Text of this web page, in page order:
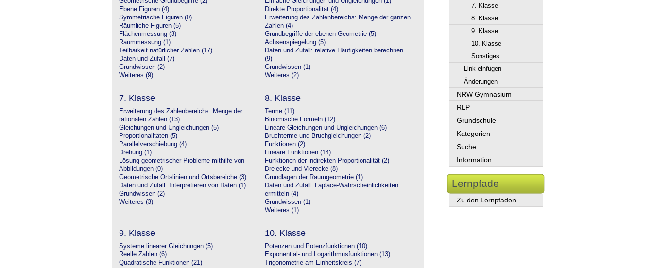
Ebene Figuren (4)
Symmetrische Figuren (0)
Räumliche Figuren (5)
Flächenmessung (3)
Raummessung (1)
Teilbarkeit natürlicher Zahlen (17)
Daten und Zufall (7)
Grundwissen (2)
Weiteres (9)
Direkte Proportionalität (4)
Erweiterung des Zahlenbereichs: Menge der ganzen
Zahlen (4)
Grundbegriffe der ebenen Geometrie (5)
Achsenspiegelung (5)
Daten und Zufall: relative Häufigkeiten berechnen
(9)
Grundwissen (1)
Weiteres (2)
7. Klasse
Erweiterung des Zahlenbereichs: Menge der
rationalen Zahlen (13)
Gleichungen und Ungleichungen (5)
Proportionalitäten (5)
Parallelverschiebung (4)
Drehung (1)
Lösung geometrischer Probleme mithilfe von
Abbildungen (0)
Geometrische Ortslinien und Ortsbereiche (3)
Daten und Zufall: Interpretieren von Daten (1)
Grundwissen (2)
Weiteres (3)
8. Klasse
Terme (11)
Binomische Formeln (12)
Lineare Gleichungen und Ungleichungen (6)
Bruchterme und Bruchgleichungen (2)
Funktionen (2)
Lineare Funktionen (14)
Funktionen der indirekten Proportionalität (2)
Dreiecke und Vierecke (8)
Grundlagen der Raumgeometrie (1)
Daten und Zufall: Laplace-Wahrscheinlichkeiten
ermitteln (4)
Grundwissen (1)
Weiteres (1)
9. Klasse
Systeme linearer Gleichungen (5)
Reelle Zahlen (6)
Quadratische Funktionen (21)
10. Klasse
Potenzen und Potenzfunktionen (10)
Exponential- und Logarithmusfunktionen (13)
Trigonometrie am Einheitskreis (7)
7. Klasse
8. Klasse
9. Klasse
10. Klasse
Sonstiges
Link einfügen
Änderungen
NRW Gymnasium
RLP
Grundschule
Kategorien
Suche
Information
Lernpfade
Zu den Lernpfaden